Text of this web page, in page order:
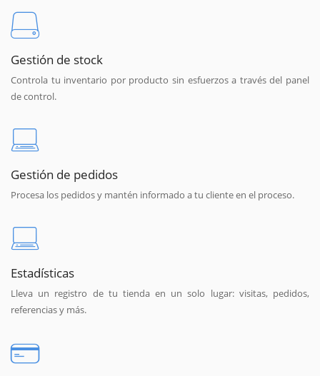
Gestión de stock
Controla tu inventario por producto sin esfuerzos a través del panel
de control.
Gestión de pedidos
Procesa los pedidos y mantén informado a tu cliente en el proceso.
Estadísticas
Lleva un registro de tu tienda en un solo lugar: visitas, pedidos,
referencias y más.